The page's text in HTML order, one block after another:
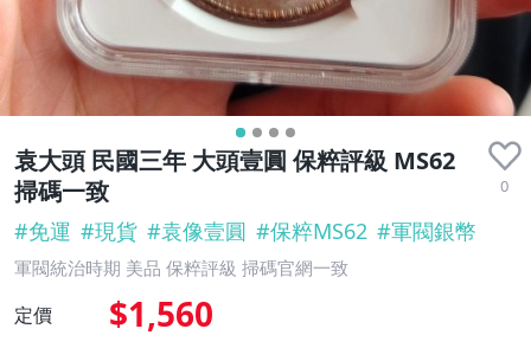
袁大頭 民國三年 大頭壹圓 保粹評級 MS62
掃碼一致
0
#免運 #現貨 #袁像壹圓 #保粹MS62 #軍閥銀幣
軍閥統治時期 美品 保粹評級 掃碼官網一致
定價 $1,560